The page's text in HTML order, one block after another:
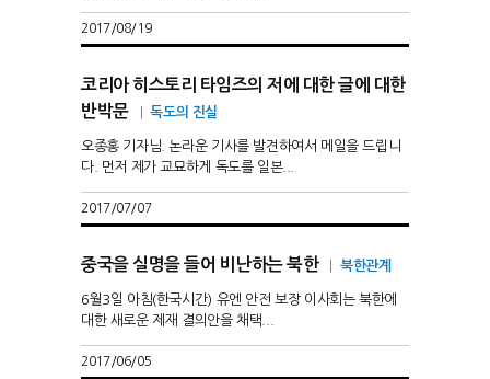
2017/08/19
코리아 히스토리 타임즈의 저에 대한 글에 대한
반박문
|독도의 진실
오종홍 기자님. 논라운 기사를 발견하여서 메일을 드립니
다. 먼저 제가 교묘하게 독도를 일본...
2017/07/07
중국을 실명을 들어 비난하는 북한 |북한관계
6월3일 아침(한국시간) 유엔 안전 보장 이사회는 북한에
대한 새로운 제재 결의안을 채택...
2017/06/05